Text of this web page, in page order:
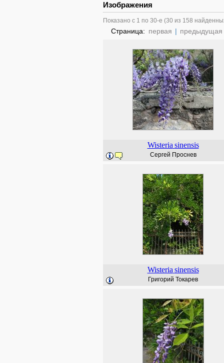
Изображения
Показано с 1 по 30-е (30 из 158
Страница: первая | предыдущая
Wisteria sinensis
Сергей Проснев
Wisteria sinensis
Григорий Токарев